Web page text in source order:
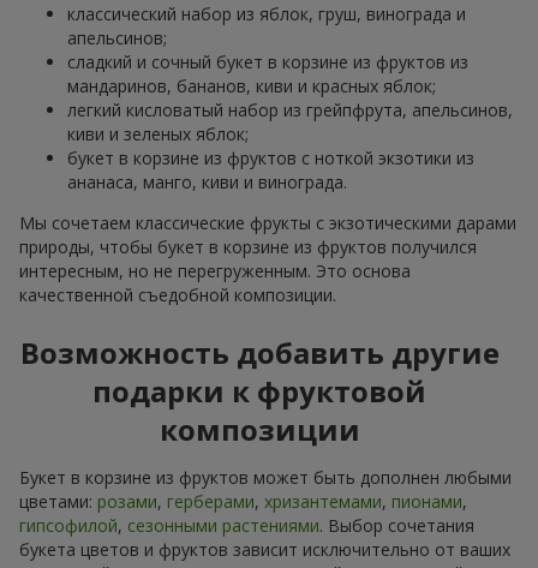
классический набор из яблок, груш, винограда и
апельсинов;
сладкий и сочный букет в корзине из фруктов из
мандаринов, бананов, киви и красных яблок;
легкий кисловатый набор из грейпфрута, апельсинов,
киви и зеленых яблок;
букет в корзине из фруктов с ноткой экзотики из
ананаса, манго, киви и винограда.
Мы сочетаем классические фрукты с экзотическими дарами
природы, чтобы букет в корзине из фруктов получился
интересным, но не перегруженным. Это основа
качественной съедобной композиции.
Возможность добавить другие
подарки к фруктовой
композиции
Букет в корзине из фруктов может быть дополнен любыми
цветами: розами, герберами, хризантемами, пионами,
гипсофилой, сезонными растениями. Выбор сочетания
букета цветов и фруктов зависит исключительно от ваших